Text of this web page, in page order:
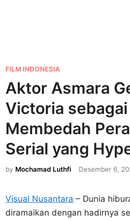
P
o
s
t
e
d
i
n
FILM INDONESIA
Aktor Asmara
Victoria
Membedah
Serial yang
by Mochamad Luthfi Desember 6,
Visual Nusantara – Dunia
diramaikan dengan hadirnya